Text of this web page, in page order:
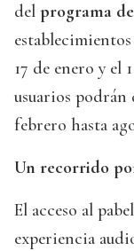
del programa
17 de enero y el
usuarios podrán
febrero hasta
Un recorrido
El acceso al
experiencia